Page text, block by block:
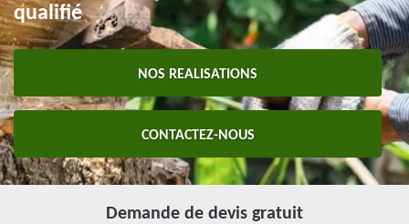
qualifié
NOS REALISATIONS
CONTACTEZ-NOUS
Demande de devis gratuit